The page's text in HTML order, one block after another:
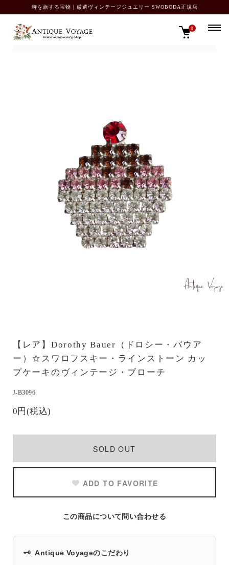
時を旅する宝物｜厳選ヴィンテージジュエリー SWOBODA正規店
0
TOP ブローチ・ピン
【レア】Dorothy Bauer（ドロシー・バウア
ー）☆スワロフスキー・ラインストーン カッ
プケーキのヴィンテージ・ブローチ
J-B3096
0円(税込)
SOLD OUT
ADD TO FAVORITE
この商品について問い合わせる
🗝️ Antique Voyageのこだわり